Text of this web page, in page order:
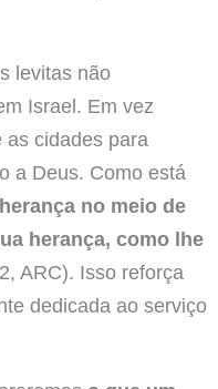
levitas não
Israel. Em vez
cidades para
a Deus. Como está
no meio de
herança, como lhe
ARC). Isso reforça
dedicada ao serviço